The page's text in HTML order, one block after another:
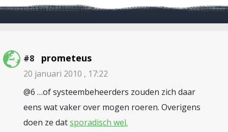
#8 prometeus
20 januari 2010 , 17:22
@6 …of systeembeheerders zouden zich daar
eens wat vaker over mogen roeren. Overigens
doen ze datsporadisch wel.